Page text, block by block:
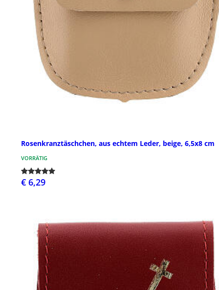
Rosenkranztäschchen, aus echtem Leder, beige, 6,5x8 cm
VORRÄTIG
€ 6,29